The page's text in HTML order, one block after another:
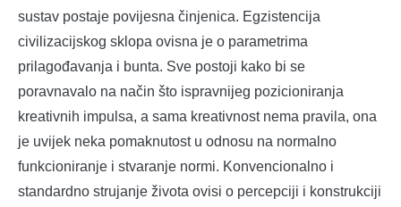
sustav postaje povijesna činjenica. Egzistencija
civilizacijskog sklopa ovisna je o parametrima
prilagođavanja i bunta. Sve postoji kako bi se
poravnavalo na način što ispravnijeg pozicioniranja
kreativnih impulsa, a sama kreativnost nema pravila, ona
je uvijek neka pomaknutost u odnosu na normalno
funkcioniranje i stvaranje normi. Konvencionalno i
standardno strujanje života ovisi o percepciji i konstrukciji